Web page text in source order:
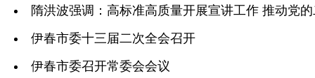
隋洪波强调：高标准高质量开展宣讲工作 推动党
伊春市委十三届二次全会召开
伊春市委召开常委会会议